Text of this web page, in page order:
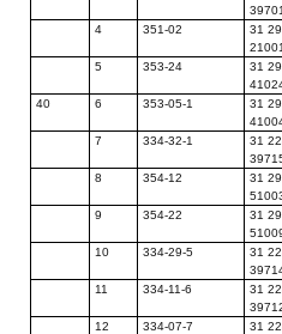
39701
4 351-02
31
21001
5 353-24
31
40 6 353-05-1
31
7 334-32-1
31
8 354-12
31
9 354-22
31
10 334-29-5
31
11 334-11-6
31
12 334-07-7
31